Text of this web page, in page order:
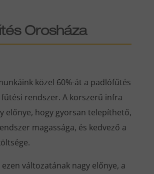
Orosháza
közel 60%-át a padlófűtés
rendszer. A korszerű infra
előnye, hogy gyorsan telepíthető,
magassága, és kedvező a
változatának nagy előnye, a